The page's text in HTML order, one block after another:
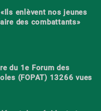
enlèvent nos jeunes
des combattants»
du 1e Forum des
(FOPAT) 13266 vues